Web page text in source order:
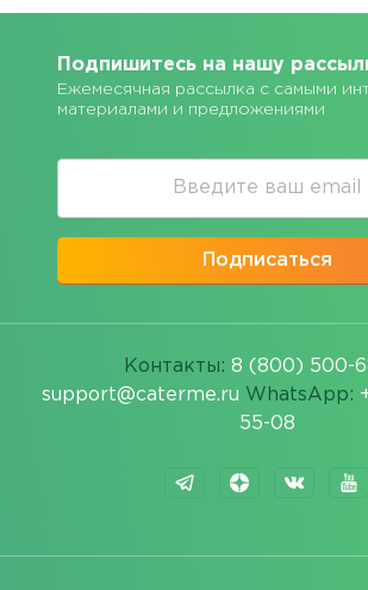
Подпишитесь на нашу
Ежемесячная рассылка с самыми
материалами и предложениями
Подписаться
Контакты: 8 (800) 500-
support@caterme.ru WhatsApp:
55-08